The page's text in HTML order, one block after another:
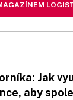
Jak
aby